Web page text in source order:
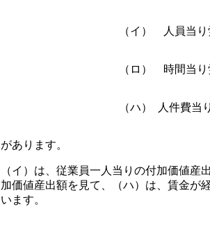
（イ） 人員当
（ロ） 時間当
（ハ） 人件費当
があります。
（イ）は、従業員一人当りの付加価値
加価値産出額を見て、（ハ）は、賃金が
います。